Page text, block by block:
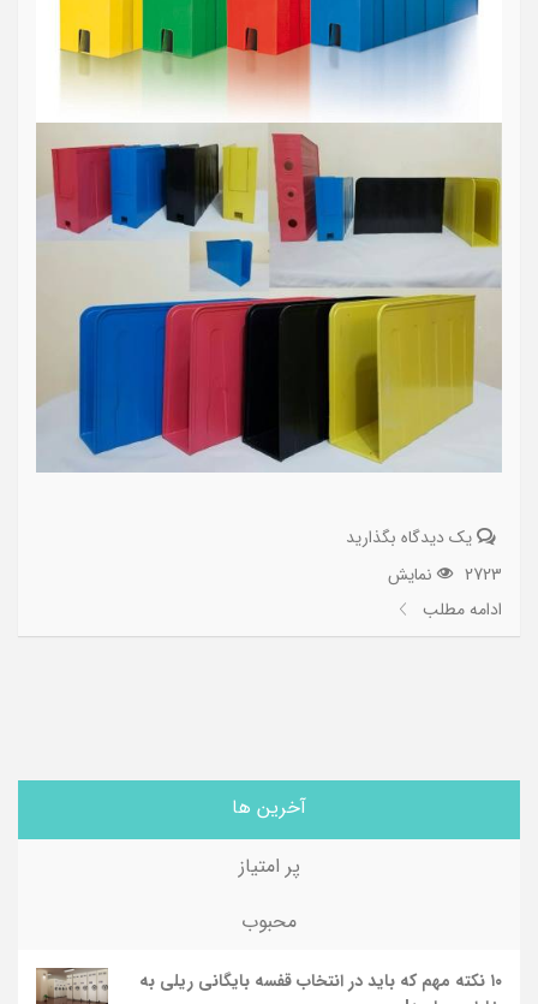
یک دیدگاه بگذارید
2723 نمایش
ادامه مطلب
آخرین ها
پر امتیاز
محبوب
۱۰ نکته مهم که باید در انتخاب قفسه بایگانی ریلی به